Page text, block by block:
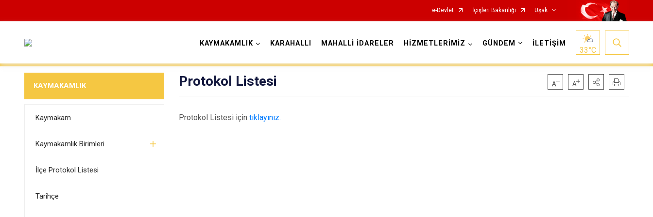
e-Devlet İçişleri Bakanlığı Uşak
KAYMAKAMLIK KARAHALLI MAHALLİ İDARELER HİZMETLERİMİZ GÜNDEM İLETİŞİM
33°C
KAYMAKAMLIK
Kaymakam
Kaymakamlık Birimleri
İlçe Protokol Listesi
Tarihçe
Protokol Listesi
Protokol Listesi içintıklayınız.